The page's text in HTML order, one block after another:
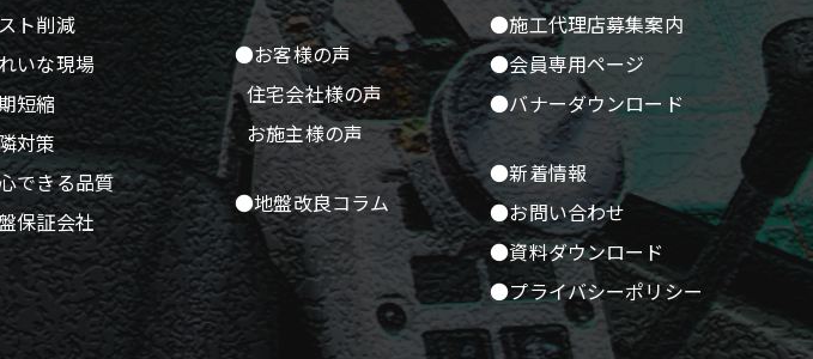
ト削減
いな現場
短縮
対策
できる品質
保証会社
●お客様の声
住宅会社様の声
お施主様の声
●地盤改良コラム
●施工代理店募集案内
●会員専用ページ
●バナーダウンロード
●新着情報
●お問い合わせ
●資料ダウンロード
●プライバシーポリシー